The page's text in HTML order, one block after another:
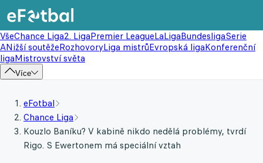
VšeChance Liga2. LigaPremier LeagueLaLigaBundesligaSerie
ANižší soutěžeRozhovoryLiga mistrůEvropská ligaKonferenční
ligaMistrovství světa
Více
eFotbal
Chance Liga
Kouzlo Baníku? V kabině nikdo nedělá problémy, tvrdí
Rigo. S Ewertonem má speciální vztah